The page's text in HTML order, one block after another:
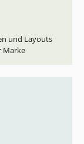
und Layouts
Marke